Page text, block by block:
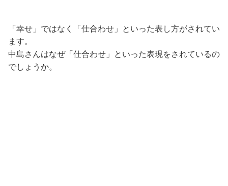
「幸せ」ではなく「仕合わせ」といった表し方がされてい
ます。
中島さんはなぜ「仕合わせ」といった表現をされているの
でしょうか。